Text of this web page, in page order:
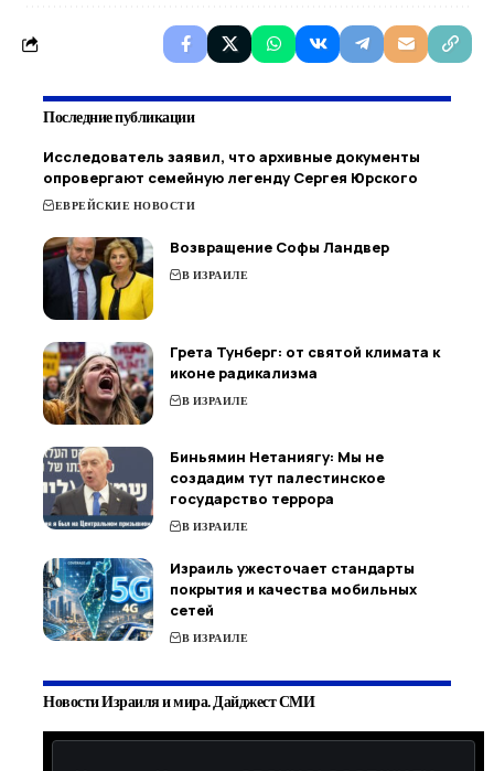
Последние публикации
Исследователь заявил, что архивные документы
опровергают семейную легенду Сергея Юрского
ЕВРЕЙСКИЕ НОВОСТИ
Возвращение Софы Ландвер
В ИЗРАИЛЕ
Грета Тунберг: от святой климата к
иконе радикализма
В ИЗРАИЛЕ
Биньямин Нетаниягу: Мы не
создадим тут палестинское
государство террора
В ИЗРАИЛЕ
Израиль ужесточает стандарты
покрытия и качества мобильных
сетей
В ИЗРАИЛЕ
Новости Израиля и мира. Дайджест СМИ